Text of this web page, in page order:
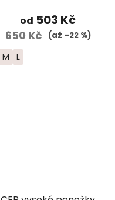
od 503 Kč
650 Kč (až –22 %)
M L